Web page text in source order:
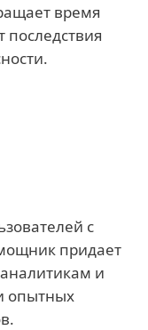
время
с
придает
и
опытных